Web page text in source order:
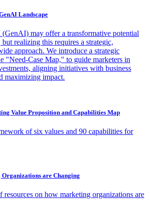
Landscape
may offer a transformative potential
realizing this requires a strategic,
approach. We introduce a strategic
"Need-Case Map," to guide marketers in
aligning initiatives with business
maximizing impact.
Value Proposition and Capabilities Map
of six values and 90 capabilities for
are Changing
resources on how marketing organizations are